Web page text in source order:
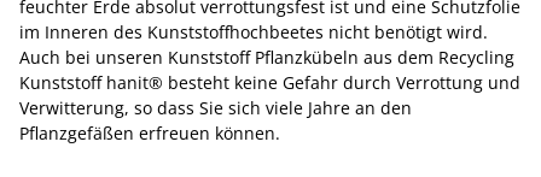
feuchter Erde absolut verrottungsfest ist und eine Schutzfolie
im Inneren des Kunststoffhochbeetes nicht benötigt wird.
Auch bei unseren Kunststoff Pflanzkübeln aus dem Recycling
Kunststoff hanit® besteht keine Gefahr durch Verrottung und
Verwitterung, so dass Sie sich viele Jahre an den
Pflanzgefäßen erfreuen können.